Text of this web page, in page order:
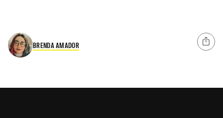
BRENDA AMADOR